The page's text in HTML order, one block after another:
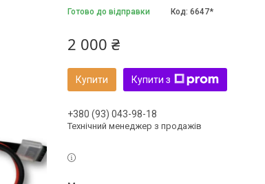
Готово до відправки Код: 6647*
2 000 ₴
Купити Купити з
+380 (93) 043-98-18
Технічний менеджер з продажів